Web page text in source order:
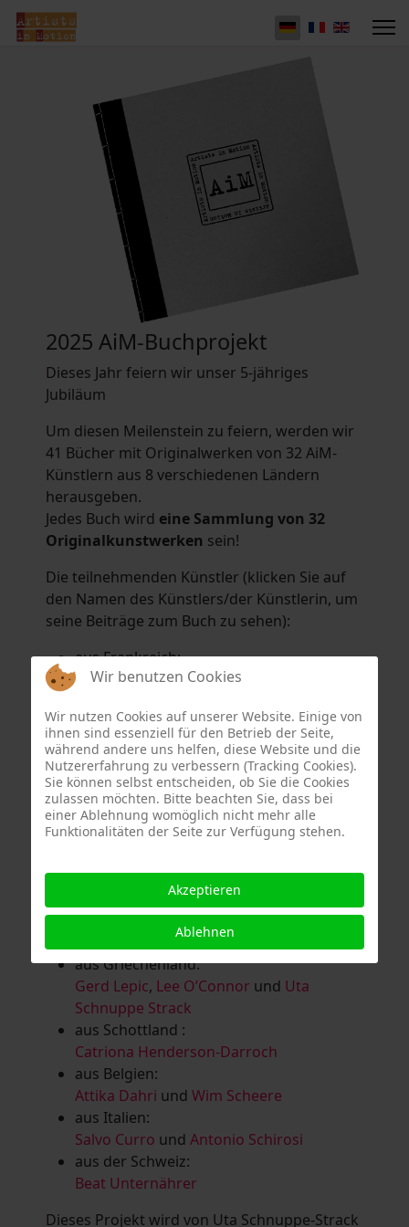
2025 AiM-Buchprojekt
Dieses Jahr feiern wir unser 5-jähriges
Jubiläum
Um diesen Meilenstein zu feiern, werden wir
41 Bücher mit Originalwerken von 32 AiM-
Künstlern aus 8 verschiedenen Ländern
herausgeben.
Jedes Buch wird eine Sammlung von 32
Originalkunstwerken sein!
Die teilnehmenden Künstler (klicken Sie auf
den Namen des Künstlers/der Künstlerin, um
seine Beiträge zum Buch zu sehen):
aus Frankreich:
Hélène Argo,Didier Bonnot
Eric Schaftlein.
aus den Niederlanden:
Dorrety Brookhuis,Natalia Dik,Elise
EekhoutundHenny Schaapman
aus Deutschland:
Salomé Herbst,Andrea Jungnitsch,
Lanzl,Heidrun MalComes,Christa Mayer-
Guntram Prochaska
Schaub,Vera Schaub,Birgit Schweimler &
Serge DevadderundRolf Thärichen
aus Griechenland:
Gerd Lepic, Lee O’Connor und Uta
Schnuppe Strack
aus Schottland :
Catriona Henderson-Darroch
aus Belgien:
Attika Dahri und Wim Scheere
aus Italien:
Salvo Curro und Antonio Schirosi
aus der Schweiz:
Beat Unternährer
Dieses Projekt wird von Uta Schnuppe-Strack
Wir benutzen Cookies
Wir nutzen Cookies auf unserer Website. Einige von
ihnen sind essenziell für den Betrieb der Seite,
während andere uns helfen, diese Website und die
Nutzererfahrung zu verbessern (Tracking Cookies).
Sie können selbst entscheiden, ob Sie die Cookies
zulassen möchten. Bitte beachten Sie, dass bei
einer Ablehnung womöglich nicht mehr alle
Funktionalitäten der Seite zur Verfügung stehen.
Akzeptieren
Ablehnen